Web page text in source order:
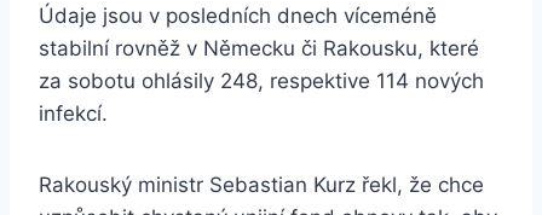
Údaje jsou v posledních dnech víceméně
stabilní rovněž v Německu či Rakousku, které
za sobotu ohlásily 248, respektive 114 nových
infekcí.
Rakouský ministr Sebastian Kurz řekl, že chce